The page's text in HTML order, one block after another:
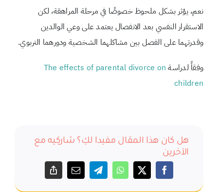
نعم، يؤثر بشكل ملحوظ خصوصًا في مرحلة المراهقة، لكن
الاستقرار النفسي بعد الانفصال يعتمد على وعي الوالدين
وقدرتهما على الفصل بين مشاكلهما الشخصية ودورهما التربوي.
وفقاً لدراسة The effects of parental divorce on
children
هل كان هذا المقال مفيدا لكِ؟ شاركِيه مع
الآخرين